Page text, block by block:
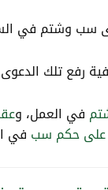
سب وشتم في
رفع تلك
في العمل، و
على حكم سب في